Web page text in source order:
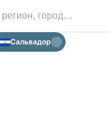
Сальвадор